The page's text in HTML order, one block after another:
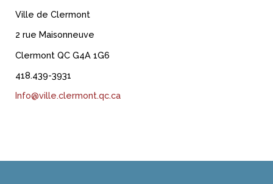
Ville de Clermont
2 rue Maisonneuve
Clermont QC G4A 1G6
418.439-3931
Info@ville.clermont.qc.ca